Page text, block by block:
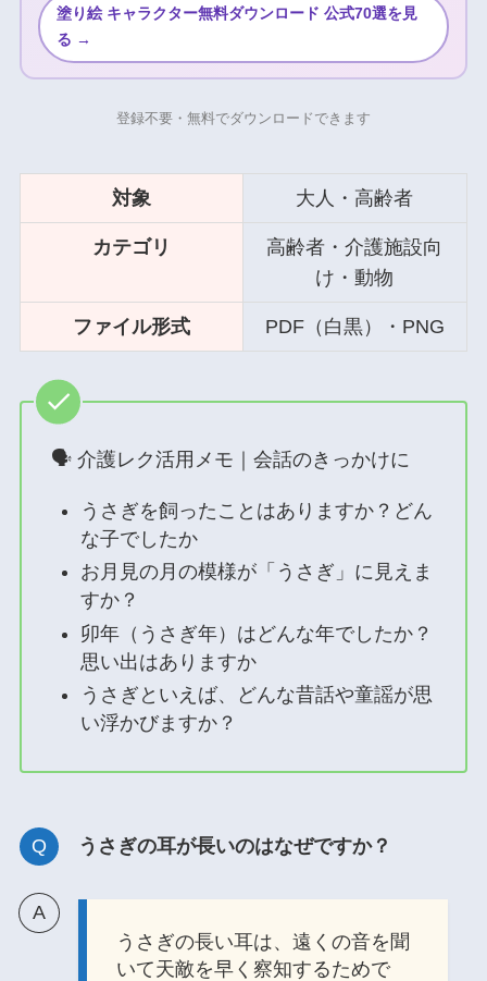
塗り絵 キャラクター無料ダウンロード 公式70選を見
る →
登録不要・無料でダウンロードできます
対象 大人・高齢者
カテゴリ
高齢者・介護施設向
け・動物
ファイル形式 PDF（白黒）・PNG
🗣 介護レク活用メモ｜会話のきっかけに
うさぎを飼ったことはありますか？どん
な子でしたか
お月見の月の模様が「うさぎ」に見えま
すか？
卯年（うさぎ年）はどんな年でしたか？
思い出はありますか
うさぎといえば、どんな昔話や童謡が思
い浮かびますか？
うさぎの耳が長いのはなぜですか？
うさぎの長い耳は、遠くの音を聞
いて天敵を早く察知するためで